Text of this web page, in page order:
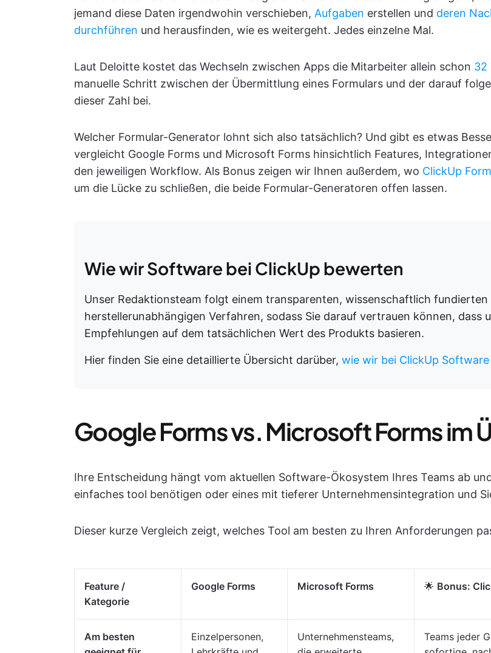
jemand diese Daten irgendwohin verschieben, Aufgaben erstellen und deren
durchführen und herausfinden, wie es weitergeht. Jedes einzelne Mal.
Laut Deloitte kostet das Wechseln zwischen Apps die Mitarbeiter allein schon 32
manuelle Schritt zwischen der Übermittlung eines Formulars und der darauf
dieser Zahl bei.
Welcher Formular-Generator lohnt sich also tatsächlich? Und gibt es etwas
vergleicht Google Forms und Microsoft Forms hinsichtlich Features,
den jeweiligen Workflow. Als Bonus zeigen wir Ihnen außerdem, wo ClickUp
um die Lücke zu schließen, die beide Formular-Generatoren offen lassen.
Wie wir Software bei ClickUp bewerten
Unser Redaktionsteam folgt einem transparenten, wissenschaftlich fundierten
herstellerunabhängigen Verfahren, sodass Sie darauf vertrauen können, dass
Empfehlungen auf dem tatsächlichen Wert des Produkts basieren.
Hier finden Sie eine detaillierte Übersicht darüber, wie wir bei ClickUp
Google Forms vs. Microsoft Forms im
Ihre Entscheidung hängt vom aktuellen Software-Ökosystem Ihres Teams ab
einfaches tool benötigen oder eines mit tieferer Unternehmensintegration und
Dieser kurze Vergleich zeigt, welches Tool am besten zu Ihren Anforderungen
Feature /
Kategorie
Google Forms Microsoft Forms 🌟 Bonus:
Am besten
Einzelpersonen,
Unternehmensteams,
Teams jeder